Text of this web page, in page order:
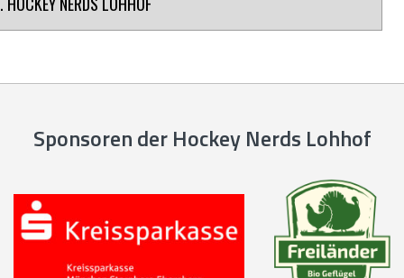
Sponsoren der Hockey Nerds Lohhof